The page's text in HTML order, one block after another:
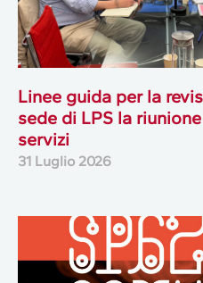
Linee guida per la
sede di LPS la
servizi
31 Luglio 2026